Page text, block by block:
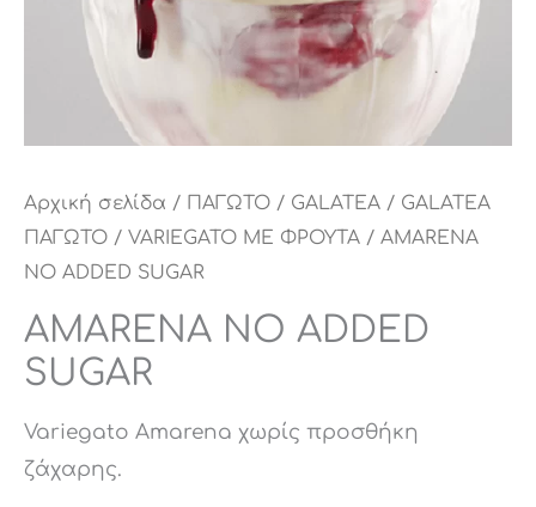
Αρχική σελίδα / ΠΑΓΩΤΟ / GALATEA / GALATEA
ΠΑΓΩΤΟ / VARIEGATO ΜΕ ΦΡΟΥΤΑ / AMARENA
NO ADDED SUGAR
AMARENA NO ADDED
SUGAR
Variegato Amarena χωρίς προσθήκη
ζάχαρης.